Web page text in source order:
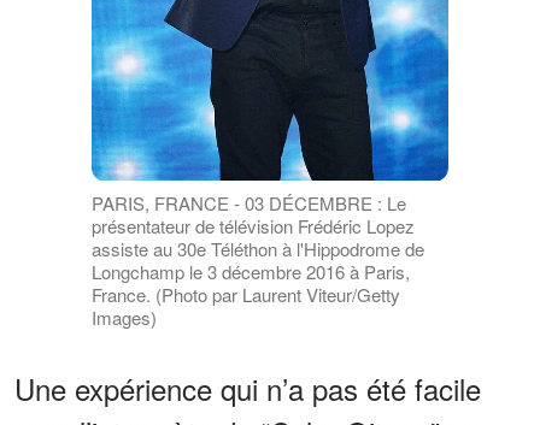
PARIS, FRANCE - 03 DÉCEMBRE : Le
présentateur de télévision Frédéric Lopez
assiste au 30e Téléthon à l'Hippodrome de
Longchamp le 3 décembre 2016 à Paris,
France. (Photo par Laurent Viteur/Getty
Images)
Une expérience qui n’a pas été facile